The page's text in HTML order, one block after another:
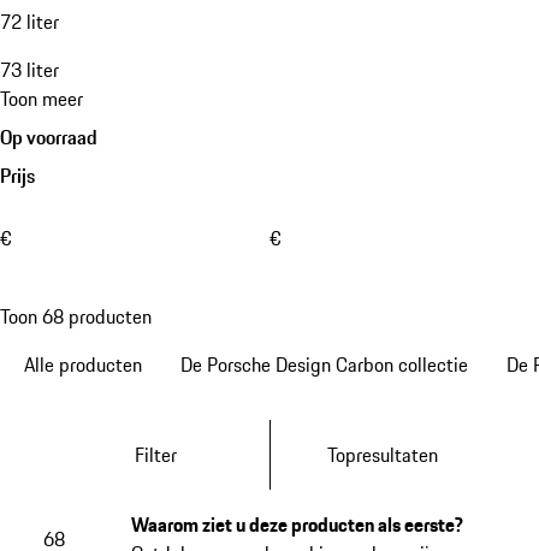
72 liter
73 liter
Toon meer
Op voorraad
Prijs
€ €
Toon 68 producten
Alle producten
De Porsche Design Carbon collectie De
Filter Topresultaten
68
Waarom ziet u deze producten als eerste?